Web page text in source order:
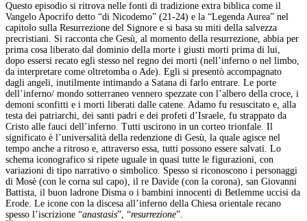
Questo episodio si ritrova nelle fonti di tradizione extra biblica come il
Vangelo Apocrifo detto “di Nicodemo” (21-24) e la “Legenda Aurea” nel
capitolo sulla Resurrezione del Signore e si basa su miti della salvezza
precristiani. Si racconta che Gesù, al momento della resurrezione, abbia per
prima cosa liberato dal dominio della morte i giusti morti prima di lui,
dopo essersi recato egli stesso nel regno dei morti (nell’inferno o nel limbo,
da interpretare come oltretomba o Ade). Egli si presentò accompagnato
dagli angeli, inutilmente intimando a Satana di farlo entrare. Le porte
dell’inferno/ mondo sotterraneo vennero spezzate con l’albero della croce, i
demoni sconfitti e i morti liberati dalle catene. Adamo fu resuscitato e, alla
testa dei patriarchi, dei santi padri e dei profeti d’Israele, fu strappato da
Cristo alle fauci dell’inferno. Tutti uscirono in un corteo trionfale. Il
significato è l’universalità della redenzione di Gesù, la quale agisce nel
tempo anche a ritroso e, attraverso essa, tutti possono essere salvati. Lo
schema iconografico si ripete uguale in quasi tutte le figurazioni, con
variazioni di tipo narrativo o simbolico. Spesso si riconoscono i personaggi
di Mosè (con le corna sul capo), il re Davide (con la corona), san Giovanni
Battista, il buon ladrone Disma o i bambini innocenti di Betlemme uccisi da
Erode. Le icone con la discesa all’inferno della Chiesa orientale recano
spesso l’iscrizione “anastasis”, “resurrezione”.